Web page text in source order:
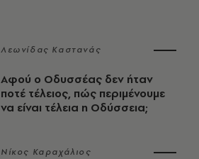
Λεωνίδας Καστανάς
Αφού ο Οδυσσέας δεν ήταν
ποτέ τέλειος, πώς περιμένουμε
να είναι τέλεια η Οδύσσεια;
Νίκος Καραχάλιος